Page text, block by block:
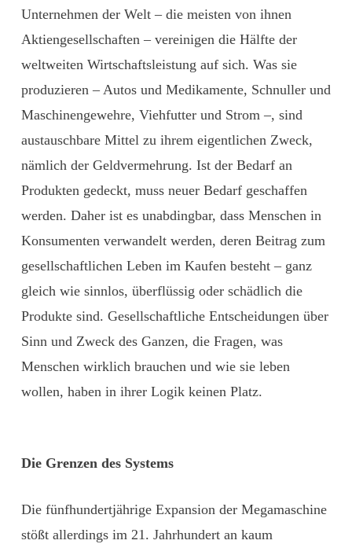
Unternehmen der Welt – die meisten von ihnen
Aktiengesellschaften – vereinigen die Hälfte der
weltweiten Wirtschaftsleistung auf sich. Was sie
produzieren – Autos und Medikamente, Schnuller und
Maschinengewehre, Viehfutter und Strom –, sind
austauschbare Mittel zu ihrem eigentlichen Zweck,
nämlich der Geldvermehrung. Ist der Bedarf an
Produkten gedeckt, muss neuer Bedarf geschaffen
werden. Daher ist es unabdingbar, dass Menschen in
Konsumenten verwandelt werden, deren Beitrag zum
gesellschaftlichen Leben im Kaufen besteht – ganz
gleich wie sinnlos, überflüssig oder schädlich die
Produkte sind. Gesellschaftliche Entscheidungen über
Sinn und Zweck des Ganzen, die Fragen, was
Menschen wirklich brauchen und wie sie leben
wollen, haben in ihrer Logik keinen Platz.
Die Grenzen des Systems
Die fünfhundertjährige Expansion der Megamaschine
stößt allerdings im 21. Jahrhundert an kaum